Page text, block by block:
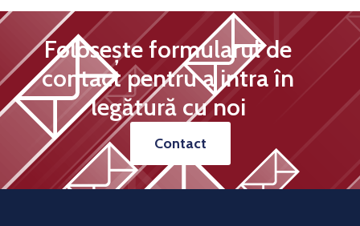
Folosește formularul de
contact pentru a intra în
legătură cu noi
Contact